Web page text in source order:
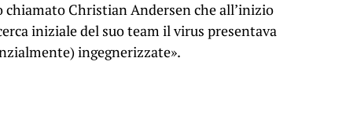
Christian Andersen che all’inizio
iniziale del suo team il virus presentava
ingegnerizzate».